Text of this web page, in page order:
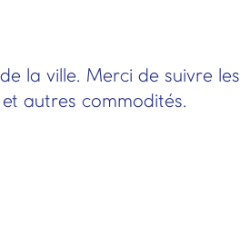
la ville. Merci de suivre les
autres commodités.